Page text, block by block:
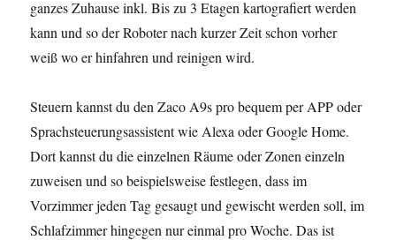
ganzes Zuhause inkl. Bis zu 3 Etagen kartografiert werden
kann und so der Roboter nach kurzer Zeit schon vorher
weiß wo er hinfahren und reinigen wird.
Steuern kannst du den Zaco A9s pro bequem per APP oder
Sprachsteuerungsassistent wie Alexa oder Google Home.
Dort kannst du die einzelnen Räume oder Zonen einzeln
zuweisen und so beispielsweise festlegen, dass im
Vorzimmer jeden Tag gesaugt und gewischt werden soll, im
Schlafzimmer hingegen nur einmal pro Woche. Das ist